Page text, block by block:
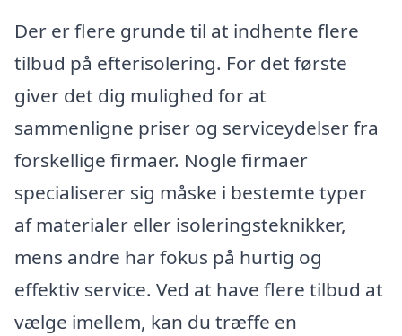
Der er flere grunde til at indhente flere
tilbud på efterisolering. For det første
giver det dig mulighed for at
sammenligne priser og serviceydelser fra
forskellige firmaer. Nogle firmaer
specialiserer sig måske i bestemte typer
af materialer eller isoleringsteknikker,
mens andre har fokus på hurtig og
effektiv service. Ved at have flere tilbud at
vælge imellem, kan du træffe en